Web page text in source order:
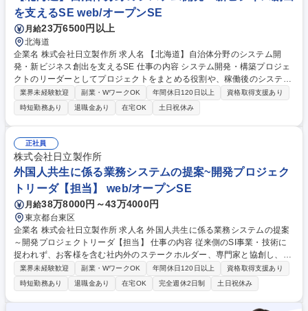
改善提案の取り纏め。 募集職種 【大阪勤務】自治体職員向けシステムの
ＤＸ化を推進するプロジェクトリーダー
を支えるSE web/オープンSE
月給23万6500円以上
北海道
企業名 株式会社日立製作所 求人名 【北海道】自治体分野のシステム開
発・新ビジネス創出を支えるSE 仕事の内容 システム開発・構築プロジェ
クトのリーダーとしてプロジェクトをまとめる役割や、稼働後のシステム
運用・保守フェーズも担当。お客様の課題解決と革新的な価値創出のた
め、新ソリューション提案活動を実施します。 ■システム開発・構築・運
用のリーダー、サブリーダー（要件定義、機能／非機能要件をヒアリング
し要件定義書を取り纏め)■設計・開発・テスト(基本設計、詳細設計、運用
設計などの各種設計書を取りまとめ、開発/テスト計画を取りまとめ、策定
した計画をもとに開発チームの進捗管理） ■移行(データ移行設計・ツール
開発・本番データ移行の取りまとめ)■運用・保守■自治体DX，新規ビジネ
ス創出などの提案活動 募集職種 【北海道】自治体分野のシステム開発・
新ビジネス創出を支えるSE
業界未経験歓迎 副業・WワークOK 年間休日120日以上
資格取得支援あり
時短勤務あり
退職金あり 在宅OK 土日祝休み
正社員
株式会社日立製作所
外国人共生に係る業務システムの提案~開発プロジェク
トリーダ【担当】 web/オープンSE
月給38万8000円～43万4000円
東京都台東区
企業名 株式会社日立製作所 求人名 外国人共生に係る業務システムの提案
～開発プロジェクトリーダ【担当】 仕事の内容 従来側のSI事業・技術に
捉われず、お客様を含む社内外のステークホルダー、専門家と協創し、制
度・システムの両側面から、迅速な提案、開発業務を先頭に立って遂行し
ていただけるSEを募集いたします。 【具体的には】官庁等のお客様向け
プロジェクトにおける業務の取り纏め（プロジェクトリーダやチームリー
ダ）として、お客様の課題を解決するシステムやアプリケーション、ソリ
業界未経験歓迎 副業・WワークOK 年間休日120日以上
資格取得支援あり
時短勤務あり
退職金あり 在宅OK 完全週休2日制 土日祝休み